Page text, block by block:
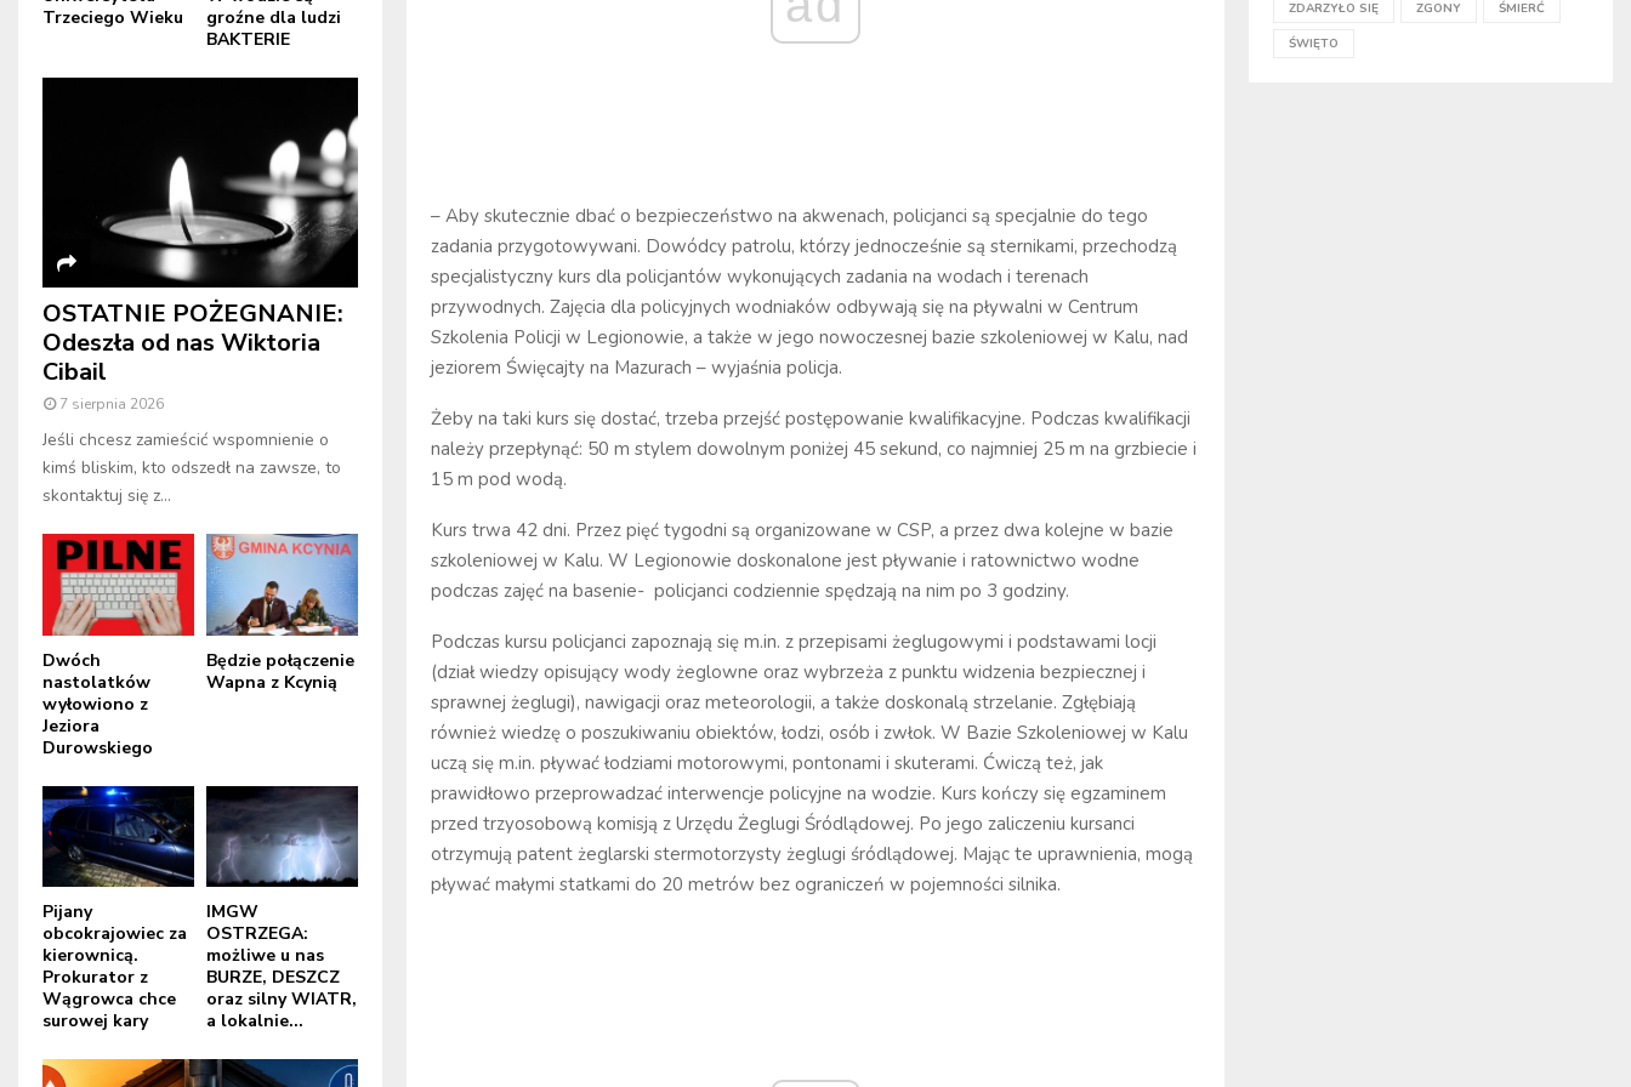
– Aby skutecznie dbać o bezpieczeństwo na akwenach, policjanci są specjalnie do tego
zadania przygotowywani. Dowódcy patrolu, którzy jednocześnie są sternikami, przechodzą
specjalistyczny kurs dla policjantów wykonujących zadania na wodach i terenach
przywodnych. Zajęcia dla policyjnych wodniaków odbywają się na pływalni w Centrum
Szkolenia Policji w Legionowie, a także w jego nowoczesnej bazie szkoleniowej w Kalu, nad
jeziorem Święcajty na Mazurach – wyjaśnia policja.
Żeby na taki kurs się dostać, trzeba przejść postępowanie kwalifikacyjne. Podczas kwalifikacji
należy przepłynąć: 50 m stylem dowolnym poniżej 45 sekund, co najmniej 25 m na grzbiecie i
15 m pod wodą.
Kurs trwa 42 dni. Przez pięć tygodni są organizowane w CSP, a przez dwa kolejne w bazie
szkoleniowej w Kalu. W Legionowie doskonalone jest pływanie i ratownictwo wodne
podczas zajęć na basenie- policjanci codziennie spędzają na nim po 3 godziny.
Podczas kursu policjanci zapoznają się m.in. z przepisami żeglugowymi i podstawami locji
(dział wiedzy opisujący wody żeglowne oraz wybrzeża z punktu widzenia bezpiecznej i
sprawnej żeglugi), nawigacji oraz meteorologii, a także doskonalą strzelanie. Zgłębiają
również wiedzę o poszukiwaniu obiektów, łodzi, osób i zwłok. W Bazie Szkoleniowej w Kalu
uczą się m.in. pływać łodziami motorowymi, pontonami i skuterami. Ćwiczą też, jak
prawidłowo przeprowadzać interwencje policyjne na wodzie. Kurs kończy się egzaminem
przed trzyosobową komisją z Urzędu Żeglugi Śródlądowej. Po jego zaliczeniu kursanci
otrzymują patent żeglarski stermotorzysty żeglugi śródlądowej. Mając te uprawnienia, mogą
pływać małymi statkami do 20 metrów bez ograniczeń w pojemności silnika.
Trzeciego Wieku
groźne dla ludzi
BAKTERIE
OSTATNIE POŻEGNANIE:
Odeszła od nas Wiktoria
Cibail
7 sierpnia 2026
Jeśli chcesz zamieścić wspomnienie o
kimś bliskim, kto odszedł na zawsze, to
skontaktuj się z...
Dwóch
nastolatków
wyłowiono z
Jeziora
Durowskiego
Będzie połączenie
Wapna z Kcynią
Pijany
obcokrajowiec za
kierownicą.
Prokurator z
Wągrowca chce
surowej kary
IMGW
OSTRZEGA:
możliwe u nas
BURZE, DESZCZ
oraz silny WIATR,
a lokalnie...
ZDARZYŁO SIĘ ZGONY ŚMIERĆ
ŚWIĘTO